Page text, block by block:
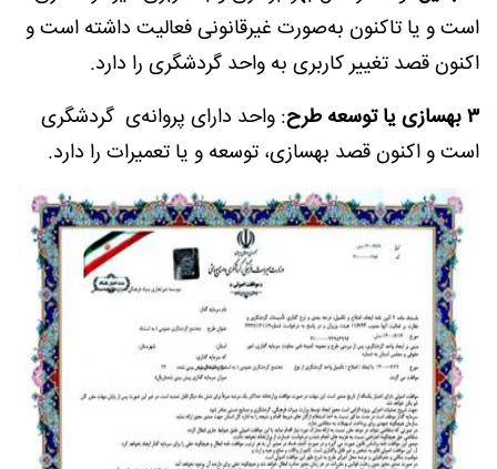
است و یا تاکنون به‌صورت غیرقانونی فعالیت داشته است و
اکنون قصد تغییر کاربری به واحد گردشگری را دارد.
۳ بهسازی یا توسعه طرح
: واحد دارای پروانه‌ی گردشگری
است و اکنون قصد بهسازی، توسعه و یا تعمیرات را دارد.